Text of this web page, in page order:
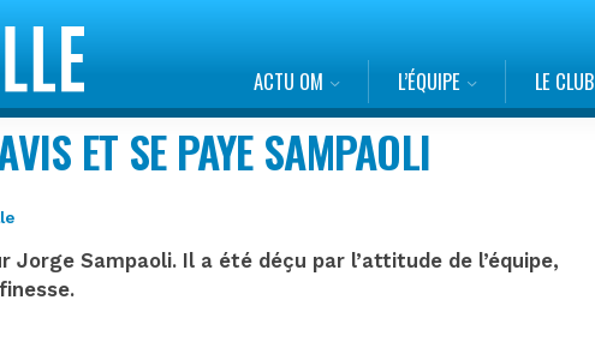
ACTU OM L’ÉQUIPE LE CLUB
ET SE PAYE SAMPAOLI
Jorge Sampaoli. Il a été déçu par l’attitude de l’équipe,